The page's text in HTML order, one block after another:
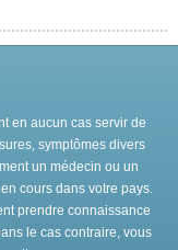
en aucun cas servir de
symptômes divers
un médecin ou un
cours dans votre pays.
prendre connaissance
le cas contraire, vous